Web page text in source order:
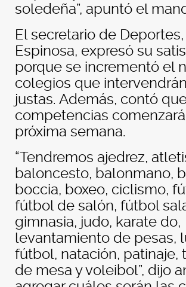
soledeña”, apuntó el
El secretario de
Espinosa, expresó su
porque se incrementó el
colegios que
justas. Además, contó
competencias
próxima semana.
“Tendremos ajedrez,
baloncesto, balonmano,
boccia, boxeo, ciclismo,
fútbol de salón, fútbol
gimnasia, judo, karate do,
levantamiento de pesas,
fútbol, natación, patinaje,
de mesa y voleibol”, dijo